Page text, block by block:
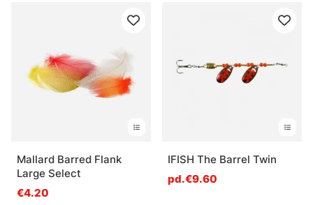
Mallard Barred Flank
Large Select
€4.20
IFISH The Barrel Twin
pd.€9.60